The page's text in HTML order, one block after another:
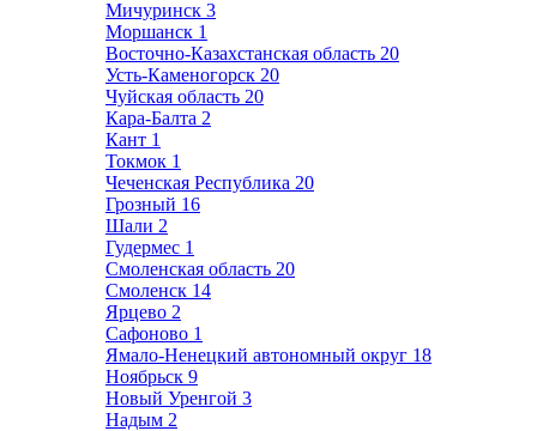
Мичуринск 3
Моршанск 1
Восточно-Казахстанская область 20
Усть-Каменогорск 20
Чуйская область 20
Кара-Балта 2
Кант 1
Токмок 1
Чеченская Республика 20
Грозный 16
Шали 2
Гудермес 1
Смоленская область 20
Смоленск 14
Ярцево 2
Сафоново 1
Ямало-Ненецкий автономный округ 18
Ноябрьск 9
Новый Уренгой 3
Надым 2